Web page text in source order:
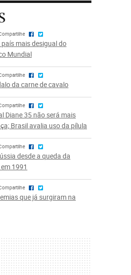
mais desigual do
Mundial
da carne de cavalo
Diane 35 não será mais
Brasil avalia uso da pílula
desde a queda da
1991
que já surgiram na